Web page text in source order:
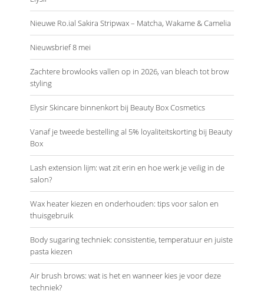
Nieuwe Ro.ial Sakira Stripwax – Matcha, Wakame & Camelia
Nieuwsbrief 8 mei
Zachtere browlooks vallen op in 2026, van bleach tot brow
styling
Elysir Skincare binnenkort bij Beauty Box Cosmetics
Vanaf je tweede bestelling al 5% loyaliteitskorting bij Beauty
Box
Lash extension lijm: wat zit erin en hoe werk je veilig in de
salon?
Wax heater kiezen en onderhouden: tips voor salon en
thuisgebruik
Body sugaring techniek: consistentie, temperatuur en juiste
pasta kiezen
Air brush brows: wat is het en wanneer kies je voor deze
techniek?